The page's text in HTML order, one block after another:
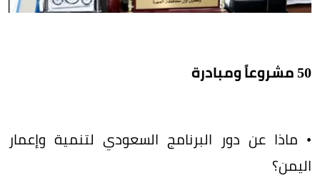
50 مشروعاً ومبادرة
• ​ماذا عن دور البرنامج السعودي لتنمية وإعمار
اليمن؟